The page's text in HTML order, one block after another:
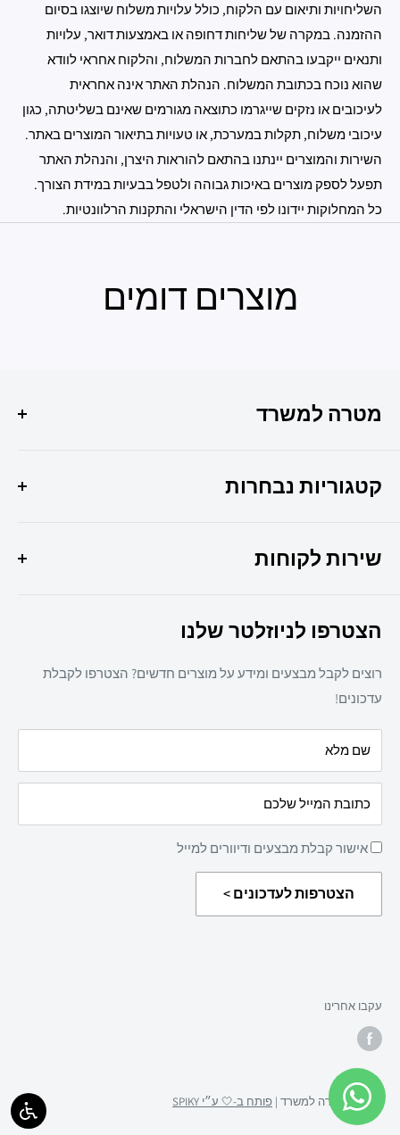
השליחויות ותיאום עם הלקוח, כולל עלויות משלוח שיוצגו בסיום
ההזמנה. במקרה של שליחות דחופה או באמצעות דואר, עלויות
ותנאים ייקבעו בהתאם לחברות המשלוח, והלקוח אחראי לוודא
שהוא נוכח בכתובת המשלוח. הנהלת האתר אינה אחראית
לעיכובים או נזקים שייגרמו כתוצאה מגורמים שאינם בשליטתה, כגון
עיכובי משלוח, תקלות במערכת, או טעויות בתיאור המוצרים באתר.
השירות והמוצרים יינתנו בהתאם להוראות היצרן, והנהלת האתר
תפעל לספק מוצרים באיכות גבוהה ולטפל בבעיות במידת הצורך.
כל המחלוקות יידונו לפי הדין הישראלי והתקנות הרלוונטיות.
מוצרים דומים
מטרה למשרד
ומקצועיות במקום אחד !
037307308
קטגוריות נבחרות
ציוד משרדי
חד פעמי
מזון
מאמרים
שירות לקוחות
תקנון אתר
מדיניות פרטיות
מדיניות החזרת מוצרים
הצטרפו לניוזלטר שלנו
רוצים לקבל מבצעים ומידע על מוצרים חדשים? הצטרפו לקבלת
עדכונים!
שם מלא
כתובת המייל שלכם
אישור קבלת מבצעים ודיוורים למייל
הצטרפות לעדכונים >
עקבו אחרינו
© 2026 מטרה למשרד | פותח ב-🤍 ע״י SPIKY